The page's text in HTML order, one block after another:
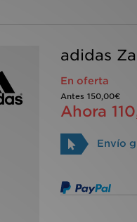
adidas
En oferta
Antes 150,00€
Ahora
Envío